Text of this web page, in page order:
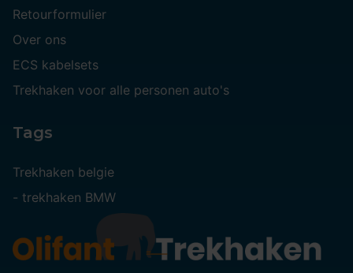
Retourformulier
Over ons
ECS kabelsets
Trekhaken voor alle personen auto's
Tags
Trekhaken belgie
- trekhaken BMW